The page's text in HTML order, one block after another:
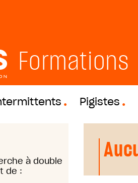
Formations
Pigistes
à double
de :